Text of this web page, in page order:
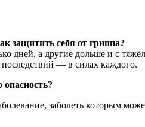
защитить себя от гриппа?
дней, а другие дольше и с
последствий — в силах каждого.
опасность?
заболеть которым